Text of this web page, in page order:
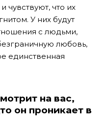
чувствуют, что их
У них будут
с людьми,
любовь,
единственная
на вас,
он проникает в